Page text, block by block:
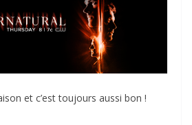
et c’est toujours aussi bon !